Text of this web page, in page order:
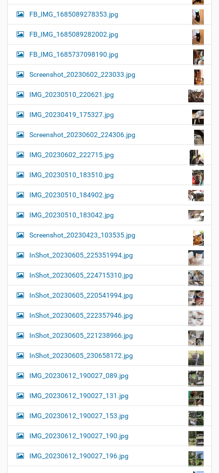
FB_IMG_1685089278353.jpg
FB_IMG_1685089282002.jpg
FB_IMG_1685737098190.jpg
Screenshot_20230602_223033.jpg
IMG_20230510_220621.jpg
IMG_20230419_175327.jpg
Screenshot_20230602_224306.jpg
IMG_20230602_222715.jpg
IMG_20230510_183510.jpg
IMG_20230510_184902.jpg
IMG_20230510_183042.jpg
Screenshot_20230423_103535.jpg
InShot_20230605_225351994.jpg
InShot_20230605_224715310.jpg
InShot_20230605_220541994.jpg
InShot_20230605_222357946.jpg
InShot_20230605_221238966.jpg
InShot_20230605_230658172.jpg
IMG_20230612_190027_089.jpg
IMG_20230612_190027_131.jpg
IMG_20230612_190027_153.jpg
IMG_20230612_190027_190.jpg
IMG_20230612_190027_196.jpg